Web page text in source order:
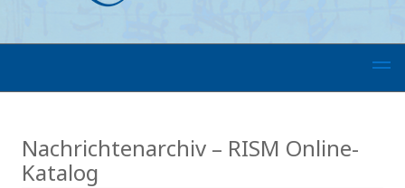
Nachrichtenarchiv – RISM Online-
Katalog